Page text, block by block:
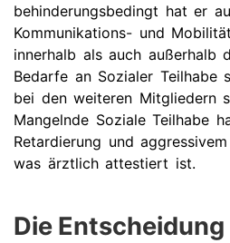
behinderungsbedingt hat er
Kommunikations- und
innerhalb als auch außerhalb
Bedarfe an Sozialer Teilhabe
bei den weiteren Mitgliedern
Mangelnde Soziale Teilhabe
Retardierung und
was ärztlich attestiert ist.
Die Entscheidung